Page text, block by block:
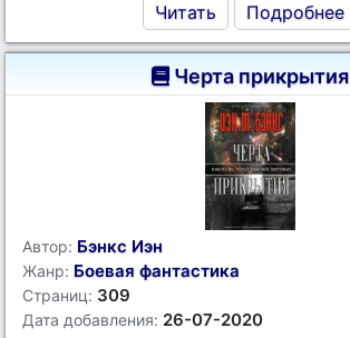
Читать Подробнее
Черта прикрытия
Автор: Бэнкс Иэн
Жанр: Боевая фантастика
Страниц: 309
Дата добавления: 26-07-2020